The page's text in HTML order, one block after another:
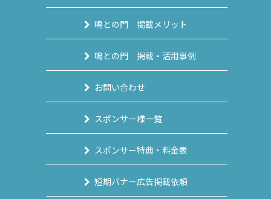
鳴との門 掲載メリット
鳴との門 掲載・活用事例
お問い合わせ
スポンサー様一覧
スポンサー特典・料金表
短期バナー広告掲載依頼